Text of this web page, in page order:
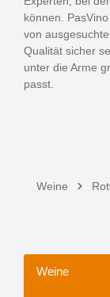
können.
von
Qualität sicher
unter die Arme
passt.
Weine
Weine